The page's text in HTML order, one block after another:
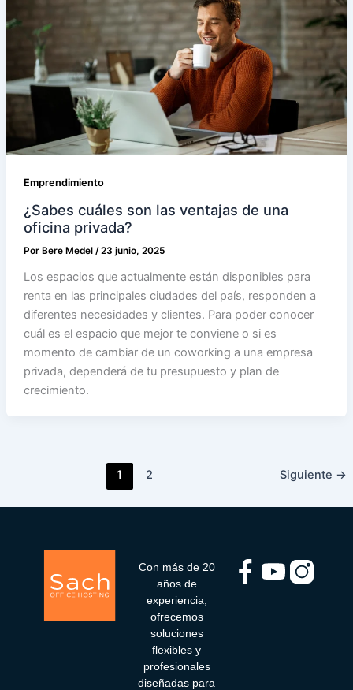
Emprendimiento
¿Sabes cuáles son las ventajas de una
oficina privada?
Por Bere Medel /23 junio, 2025
Los espacios que actualmente están disponibles para
renta en las principales ciudades del país, responden a
diferentes necesidades y clientes. Para poder conocer
cuál es el espacio que mejor te conviene o si es
momento de cambiar de un coworking a una empresa
privada, dependerá de tu presupuesto y plan de
crecimiento.
1 2 Siguiente →
Con más de 20
años de
experiencia,
ofrecemos
soluciones
flexibles y
profesionales
diseñadas para